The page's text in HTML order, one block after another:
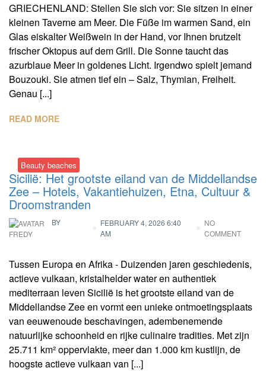
GRIECHENLAND: Stellen Sie sich vor: Sie sitzen in einer
kleinen Taverne am Meer. Die Füße im warmen Sand, ein
Glas eiskalter Weißwein in der Hand, vor Ihnen brutzelt
frischer Oktopus auf dem Grill. Die Sonne taucht das
azurblaue Meer in goldenes Licht. Irgendwo spielt jemand
Bouzouki. Sie atmen tief ein – Salz, Thymian, Freiheit.
Genau [...]
READ MORE
Beauty beaches
Sicilië: Het grootste eiland van de Middellandse
Zee – Hotels, Vakantiehuizen, Etna, Cultuur &
Droomstranden
BY
FREDY
FEBRUARY 4, 2026 6:40
AM
NO
COMMENT
Tussen Europa en Afrika - Duizenden jaren geschiedenis,
actieve vulkaan, kristalhelder water en authentiek
mediterraan leven Sicilië is het grootste eiland van de
Middellandse Zee en vormt een unieke ontmoetingsplaats
van eeuwenoude beschavingen, adembenemende
natuurlijke schoonheid en rijke culinaire tradities. Met zijn
25.711 km² oppervlakte, meer dan 1.000 km kustlijn, de
hoogste actieve vulkaan van [...]